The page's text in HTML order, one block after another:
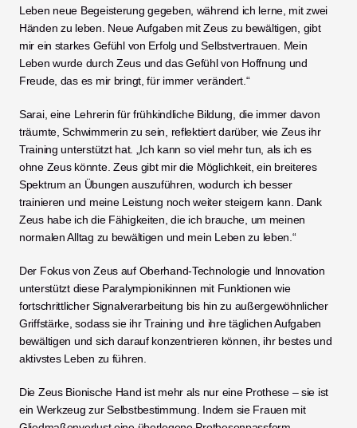
Leben neue Begeisterung gegeben, während ich lerne, mit zwei
Händen zu leben. Neue Aufgaben mit Zeus zu bewältigen, gibt
mir ein starkes Gefühl von Erfolg und Selbstvertrauen. Mein
Leben wurde durch Zeus und das Gefühl von Hoffnung und
Freude, das es mir bringt, für immer verändert.“
Sarai, eine Lehrerin für frühkindliche Bildung, die immer davon
träumte, Schwimmerin zu sein, reflektiert darüber, wie Zeus ihr
Training unterstützt hat. „Ich kann so viel mehr tun, als ich es
ohne Zeus könnte. Zeus gibt mir die Möglichkeit, ein breiteres
Spektrum an Übungen auszuführen, wodurch ich besser
trainieren und meine Leistung noch weiter steigern kann. Dank
Zeus habe ich die Fähigkeiten, die ich brauche, um meinen
normalen Alltag zu bewältigen und mein Leben zu leben.“
Der Fokus von Zeus auf Oberhand-Technologie und Innovation
unterstützt diese Paralympionikinnen mit Funktionen wie
fortschrittlicher Signalverarbeitung bis hin zu außergewöhnlicher
Griffstärke, sodass sie ihr Training und ihre täglichen Aufgaben
bewältigen und sich darauf konzentrieren können, ihr bestes und
aktivstes Leben zu führen.
Die Zeus Bionische Hand ist mehr als nur eine Prothese – sie ist
ein Werkzeug zur Selbstbestimmung. Indem sie Frauen mit